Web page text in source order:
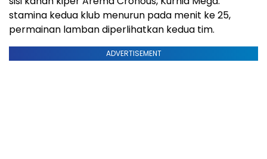
stamina kedua klub menurun pada menit ke 25,
permainan lamban diperlihatkan kedua tim.
ADVERTISEMENT